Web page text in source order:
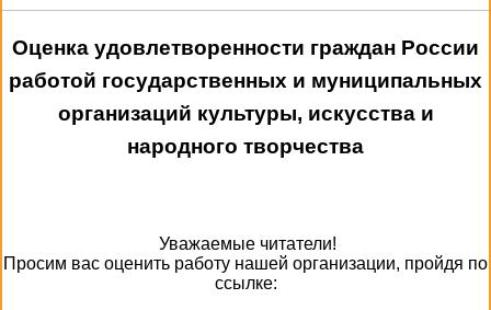
Оценка удовлетворенности граждан России
работой государственных и муниципальных
организаций культуры, искусства и
народного творчества
Уважаемые читатели!
Просим вас оценить работу нашей организации, пройдя по
ссылке: